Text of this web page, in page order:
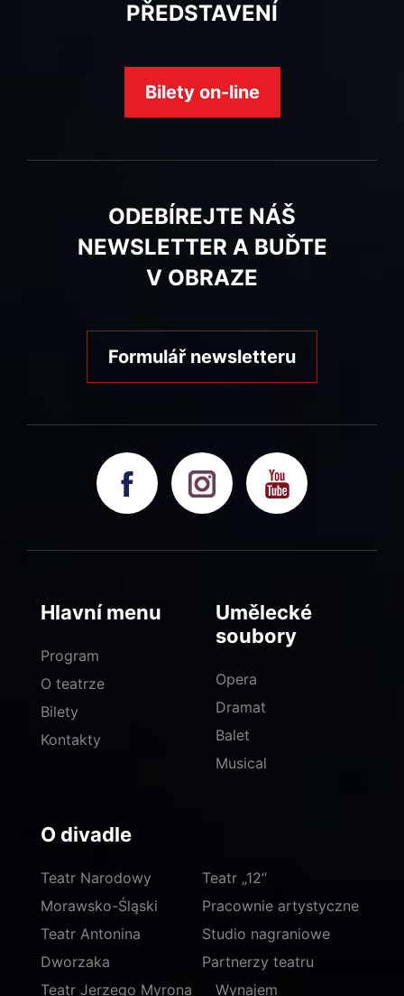
PŘEDSTAVENÍ
Bilety on-line
ODEBÍREJTE NÁŠ
NEWSLETTER A BUĎTE
V OBRAZE
Formulář newsletteru
Hlavní menu
Program
O teatrze
Bilety
Kontakty
Umělecké
soubory
Opera
Dramat
Balet
Musical
O divadle
Teatr Narodowy
Morawsko-Śląski
Teatr Antonina
Dworzaka
Teatr Jerzego Myrona
Teatr „12“
Pracownie artystyczne
Studio nagraniowe
Partnerzy teatru
Wynajem